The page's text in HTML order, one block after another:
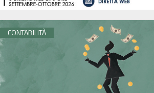
CONTABILITÀ